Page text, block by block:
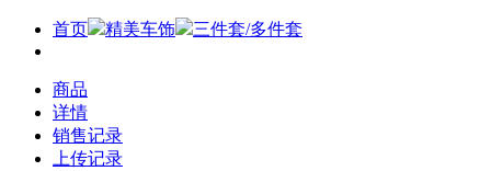
首页 精美车饰 三件套/多件套
商品
详情
销售记录
上传记录